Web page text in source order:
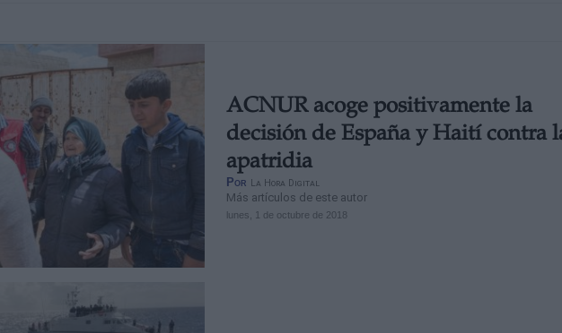
ACNUR acoge positivamente la
decisión de España y Haití contra
apatridia
Por La Hora Digital
Más artículos de este autor
lunes, 1 de octubre de 2018